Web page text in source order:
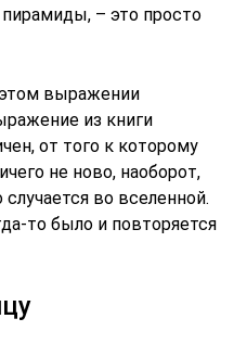
пирамиды, – это просто
выражении
из книги
от того к которому
не ново, наоборот,
во вселенной.
то было и повторяется